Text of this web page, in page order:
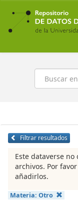
Ir
contenido
principal
Buscar
Filtrar resultados
Este dataverse
archivos. Por favor
añadirlos.
Materia: Otro